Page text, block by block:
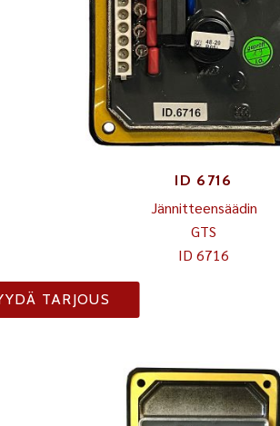
ID 6716
Jännitteensäädin
GTS
ID 6716
TARJOUS